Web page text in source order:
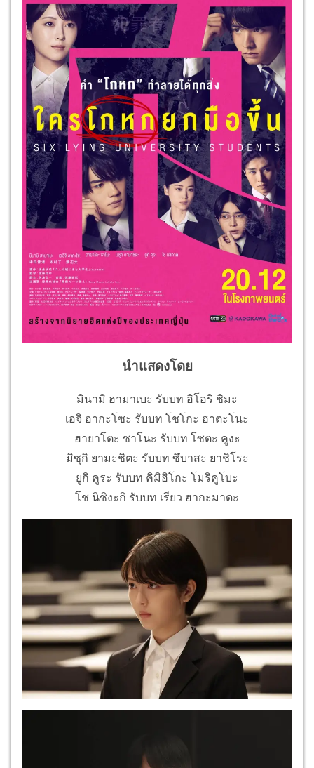
นำแสดงโดย
มินามิ ฮามาเบะ รับบท อิโอริ ชิมะ
เอจิ อากะโซะ รับบท โชโกะ ฮาตะโนะ
ฮายาโตะ ซาโนะ รับบท โซตะ คูงะ
มิซุกิ ยามะชิตะ รับบท ซึบาสะ ยาชิโระ
ยูกิ คูระ รับบท คิมิฮิโกะ โมริคูโบะ
โช นิชิงะกิ รับบท เรียว ฮากะมาดะ